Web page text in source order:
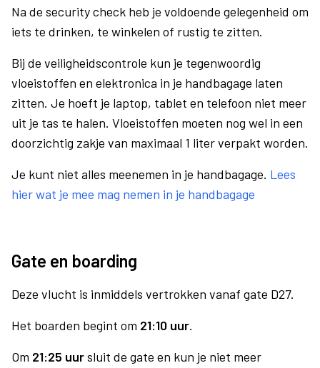
Na de security check heb je voldoende gelegenheid om
iets te drinken, te winkelen of rustig te zitten.
Bij de veiligheidscontrole kun je tegenwoordig
vloeistoffen en elektronica in je handbagage laten
zitten. Je hoeft je laptop, tablet en telefoon niet meer
uit je tas te halen. Vloeistoffen moeten nog wel in een
doorzichtig zakje van maximaal 1 liter verpakt worden.
Je kunt niet alles meenemen in je handbagage. Lees
hier wat je mee mag nemen in je handbagage
Gate en boarding
Deze vlucht is inmiddels vertrokken vanaf gate D27.
Het boarden begint om 21:10 uur.
Om 21:25 uursluit de gate en kun je niet meer